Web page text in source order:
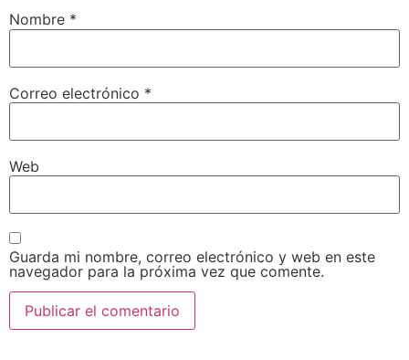
Nombre *
Correo electrónico *
Web
Guarda mi nombre, correo electrónico y web en este
navegador para la próxima vez que comente.